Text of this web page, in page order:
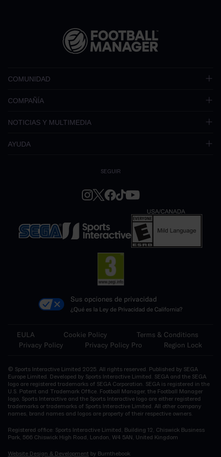
COMUNIDAD
COMPAÑÍA
NOTICIAS Y MULTIMEDIA
AYUDA
SEGUIR
Sus opciones de privacidad
¿Qué es la Ley de Privacidad de California?
EULA Cookie Policy
Terms & Conditions
Privacy Policy
Privacy Policy Pro Region Lock
© Sports Interactive Limited 2025. All rights reserved. Published by SEGA
Europe Limited. Developed by Sports Interactive Limited. SEGA and the SEGA
logo are registered trademarks of SEGA Corporation. SEGA is registered in the
U.S. Patent and Trademark Office. Football Manager, the Football Manager
logo, Sports Interactive and the Sports Interactive logo are either registered
trademarks or trademarks of Sports Interactive Limited. All other company
names, brand names and logos are property of their respective owners.
Registered office: Sports Interactive Limited, Building 12, Chiswick Business
Park, 566 Chiswick High Road, London, W4 5AN, United Kingdom
Website Design & Development by Burnthebook